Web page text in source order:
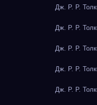
Дж. Р. Р.
Дж. Р. Р.
Дж. Р. Р.
Дж. Р. Р.
Дж. Р. Р.